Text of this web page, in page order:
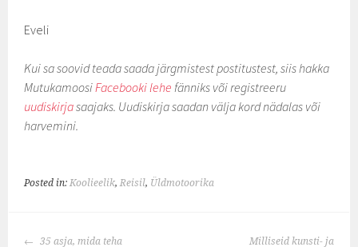
Eveli
Kui sa soovid teada saada järgmistest postitustest, siis hakka
Mutukamoosi Facebooki lehe fänniks või registreeru
uudiskirjasaajaks. Uudiskirja saadan välja kord nädalas või
harvemini.
Posted in:Koolieelik,Reisil, Üldmotoorika
POST
35 asja, mida teha
Milliseid kunsti- ja